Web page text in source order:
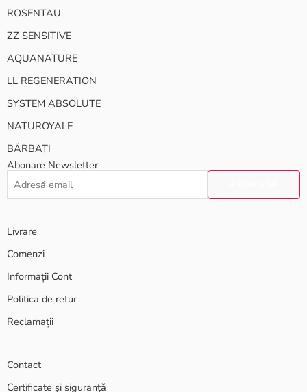
ROSENTAU
ZZ SENSITIVE
AQUANATURE
LL REGENERATION
SYSTEM ABSOLUTE
NATUROYALE
BĂRBAȚI
Abonare Newsletter
Livrare
Comenzi
Informații Cont
Politica de retur
Reclamații
Contact
Certificate și siguranță